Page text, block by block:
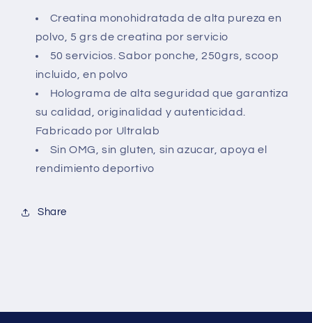
Creatina monohidratada de alta pureza en
polvo, 5 grs de creatina por servicio
50 servicios. Sabor ponche, 250grs, scoop
incluido, en polvo
Holograma de alta seguridad que garantiza
su calidad, originalidad y autenticidad.
Fabricado por Ultralab
Sin OMG, sin gluten, sin azucar, apoya el
rendimiento deportivo
Share